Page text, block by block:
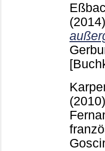
(2014)
(2010)